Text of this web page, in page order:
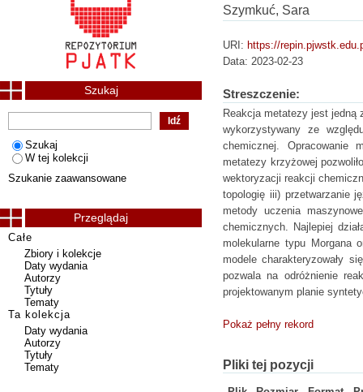
Szymkuć, Sara
URI: https://
Data: 2023-02-23
Streszczenie:
Reakcja metatezy jest jedną
wykorzystywany ze
chemicznej. Opracowanie
metatezy krzyżowej
wektoryzacji reakcji
topologię iii) przetwarzanie
metody uczenia
chemicznych. Najlepiej
molekularne typu Morgana
modele charakteryzowały
pozwala na odróżnienie
projektowanym planie
Pokaż pełny rekord
Pliki tej pozycji
Szukaj
Szukaj
W tej kolekcji
Szukanie zaawansowane
Przeglądaj
Całe
Zbiory i kolekcje
Daty wydania
Autorzy
Tytuły
Tematy
Ta kolekcja
Daty wydania
Autorzy
Tytuły
Tematy